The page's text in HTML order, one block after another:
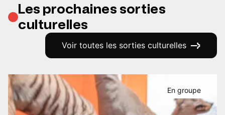
Les prochaines sorties
culturelles
Voir toutes les sorties culturelles
En groupe